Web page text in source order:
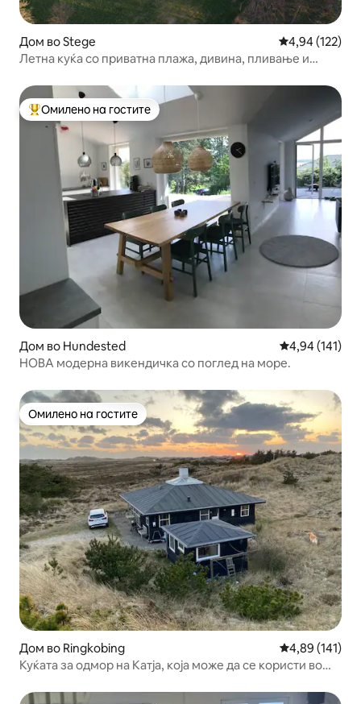
Дом во Stege Просечна
4,94 (122)
Летна куќа со приватна плажа, дивина, пливање и
Меѓу најуспешните „Омилени на гостите“
Омилено на гостите
Дом во Hundested Просечна
4,94 (141)
НОВА модерна викендичка со поглед на море.
Омилено на гостите
Омилено на гостите
Дом во Ringkobing Просечна
4,89 (141)
Куќата за одмор на Катја, која може да се користи во